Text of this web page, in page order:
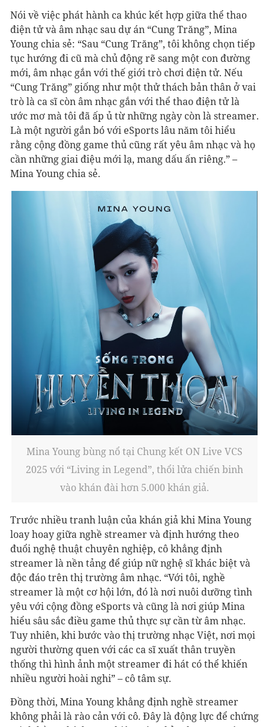
Nói về việc phát hành ca khúc kết hợp giữa thể thao
điện tử và âm nhạc sau dự án “Cung Trăng”, Mina
Young chia sẻ: “Sau “Cung Trăng”, tôi không chọn tiếp
tục hướng đi cũ mà chủ động rẽ sang một con đường
mới, âm nhạc gắn với thế giới trò chơi điện tử. Nếu
“Cung Trăng” giống như một thử thách bản thân ở vai
trò là ca sĩ còn âm nhạc gắn với thể thao điện tử là
ước mơ mà tôi đã ấp ủ từ những ngày còn là streamer.
Là một người gắn bó với eSports lâu năm tôi hiểu
rằng cộng đồng game thủ cũng rất yêu âm nhạc và họ
cần những giai điệu mới lạ, mang dấu ấn riêng.” –
Mina Young chia sẻ.
Mina Young bùng nổ tại Chung kết ON Live VCS
2025 với “Living in Legend”, thổi lửa chiến binh
vào khán đài hơn 5.000 khán giả.
Trước nhiều tranh luận của khán giả khi Mina Young
loay hoay giữa nghề streamer và định hướng theo
đuổi nghệ thuật chuyên nghiệp, cô khẳng định
streamer là nền tảng để giúp nữ nghệ sĩ khác biệt và
độc đáo trên thị trường âm nhạc. “Với tôi, nghề
streamer là một cơ hội lớn, đó là nơi nuôi dưỡng tình
yêu với cộng đồng eSports và cũng là nơi giúp Mina
hiểu sâu sắc điều game thủ thực sự cần từ âm nhạc.
Tuy nhiên, khi bước vào thị trường nhạc Việt, nơi mọi
người thường quen với các ca sĩ xuất thân truyền
thống thì hình ảnh một streamer đi hát có thể khiến
nhiều người hoài nghi” – cô tâm sự.
Đồng thời, Mina Young khẳng định nghề streamer
không phải là rào cản với cô. Đây là động lực để chứng